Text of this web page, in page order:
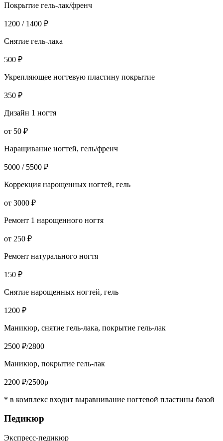
Покрытие гель-лак/френч
1200 / 1400 ₽
Снятие гель-лака
500 ₽
Укрепляющее ногтевую пластину покрытие
350 ₽
Дизайн 1 ногтя
от 50 ₽
Наращивание ногтей, гель/френч
5000 / 5500 ₽
Коррекция нарощенных ногтей, гель
от 3000 ₽
Ремонт 1 нарощенного ногтя
от 250 ₽
Ремонт натурального ногтя
150 ₽
Снятие нарощенных ногтей, гель
1200 ₽
Маникюр, снятие гель-лака, покрытие гель-лак
2500 ₽/2800
Маникюр, покрытие гель-лак
2200 ₽/2500р
* в комплекс входит выравнивание ногтевой пластины базой
Педикюр
Экспресс-педикюр